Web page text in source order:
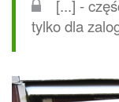
[...] -
tylko dla